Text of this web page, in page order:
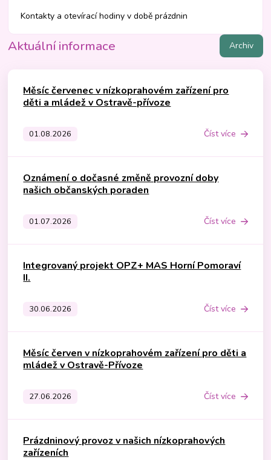
Kontakty a otevírací hodiny v době prázdnin
Aktuální informace Archiv
Měsíc červenec v nízkoprahovém zařízení pro
děti a mládež v Ostravě-přívoze
01.08.2026 Číst více
Oznámení o dočasné změně provozní doby
našich občanských poraden
01.07.2026 Číst více
Integrovaný projekt OPZ+ MAS Horní Pomoraví
II.
30.06.2026 Číst více
Měsíc červen v nízkoprahovém zařízení pro děti a
mládež v Ostravě-Přívoze
27.06.2026 Číst více
Prázdninový provoz v našich nízkoprahových
zařízeních